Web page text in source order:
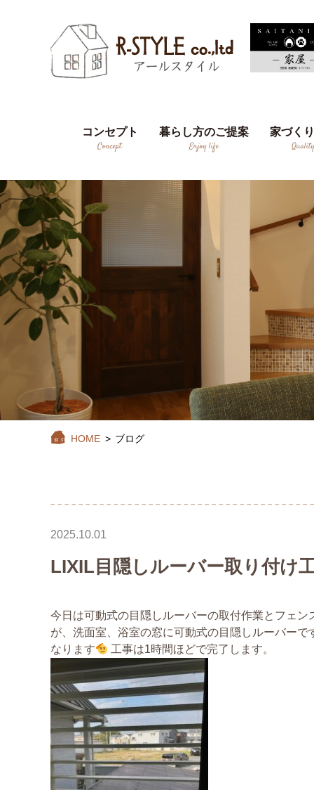
コンセプト
Concept
暮らし方のご提案
Enjoy life
家づく
Quality
HOME > ブログ
2025.10.01
LIXIL目隠しルーバー取り付け
今日は可動式の目隠しルーバーの取付作業とフェ
が、洗面室、浴室の窓に可動式の目隠しルーバー
なります
工事は1時間ほどで完了します。